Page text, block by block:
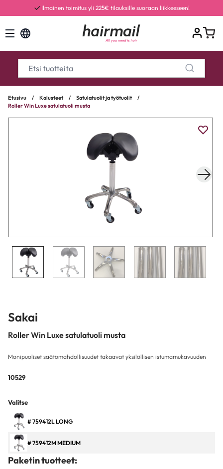
Ilmainen toimitus yli 225€ tilauksille suoraan liikkeeseen!
Etusivu / Kalusteet / Satulatuolit ja työtuolit
/
Roller Win Luxe satulatuoli musta
Sakai
Roller Win Luxe satulatuoli musta
Monipuoliset säätömahdollisuudet takaavat yksilöllisen istumamukavuuden
10529
Valitse
# 759412L LONG
# 759412M MEDIUM
Paketin tuotteet: